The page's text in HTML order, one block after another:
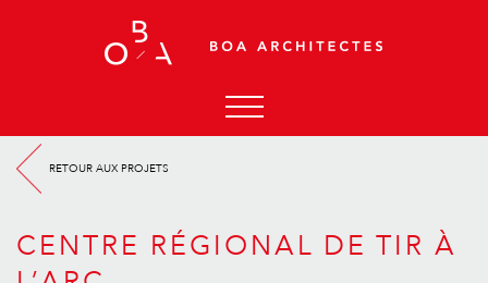
ACCUEIL
AGENCE
ACTUALITÉS
PROJETS
RETOUR AUX PROJETS
CENTRE RÉGIONAL DE TIR À